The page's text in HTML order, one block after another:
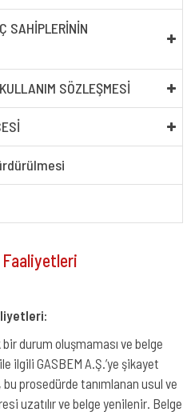
SAHIPLERININ
SÖZLEŞMESI
Faaliyetleri
durum oluşmaması ve belge
ilgili GASBEM A.Ş.’ye şikayet
prosedürde tanımlanan usul ve
uzatılır ve belge yenilenir. Belge